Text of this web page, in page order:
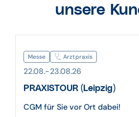
unsere
Messe Arztpraxis
22.08.-23.08.26
PRAXISTOUR (Leipzig)
CGM für Sie vor Ort dabei!